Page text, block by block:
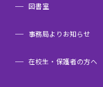
図書室
事務局よりお知らせ
在校生・保護者の方へ